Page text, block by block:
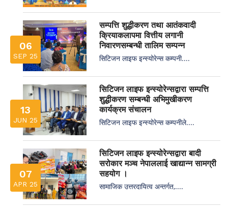
06
SEP 25
सम्पत्ति शुद्धीकरण तथा आतंकवादी
क्रियाकलापमा वित्तीय लगानी
निवारणसम्बन्धी तालिम सम्पन्न
सिटिजन लाइफ इन्स्योरेन्स कम्पनी....
13
JUN 25
सिटिजन लाइफ इन्स्योरेन्सद्वारा सम्पत्ति
शुद्धीकरण सम्बन्धी अभिमुखीकरण
कार्यक्रम संचालन
सिटिजन लाइफ इन्स्योरेन्स कम्पनीले....
07
APR 25
सिटिजन लाइफ इन्स्योरेन्सद्वारा बादी
सरोकार मञ्च नेपाललाई खाद्यान्न सामग्री
सहयोग ।
सामाजिक उत्तरदायित्व अन्तर्गत,....